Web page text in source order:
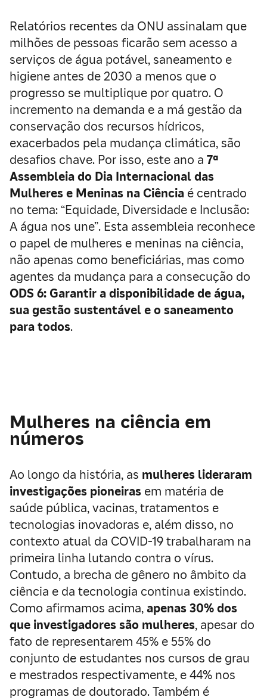
Relatórios recentes da ONU assinalam que
milhões de pessoas ficarão sem acesso a
serviços de água potável, saneamento e
higiene antes de 2030 a menos que o
progresso se multiplique por quatro. O
incremento na demanda e a má gestão da
conservação dos recursos hídricos,
exacerbados pela mudança climática, são
desafios chave. Por isso, este ano a 7ª
Assembleia do Dia Internacional das
Mulheres e Meninas na Ciência é centrado
no tema: “Equidade, Diversidade e Inclusão:
A água nos une”. Esta assembleia reconhece
o papel de mulheres e meninas na ciência,
não apenas como beneficiárias, mas como
agentes da mudança para a consecução do
ODS 6: Garantir a disponibilidade de água,
sua gestão sustentável e o saneamento
para todos.
Mulheres na ciência em
números
Ao longo da história, as mulheres lideraram
investigações pioneiras em matéria de
saúde pública, vacinas, tratamentos e
tecnologias inovadoras e, além disso, no
contexto atual da COVID-19 trabalharam na
primeira linha lutando contra o vírus.
Contudo, a brecha de gênero no âmbito da
ciência e da tecnologia continua existindo.
Como afirmamos acima,apenas 30% dos
que investigadores são mulheres, apesar do
fato de representarem 45% e 55% do
conjunto de estudantes nos cursos de grau
e mestrados respectivamente, e 44% nos
programas de doutorado. Também é